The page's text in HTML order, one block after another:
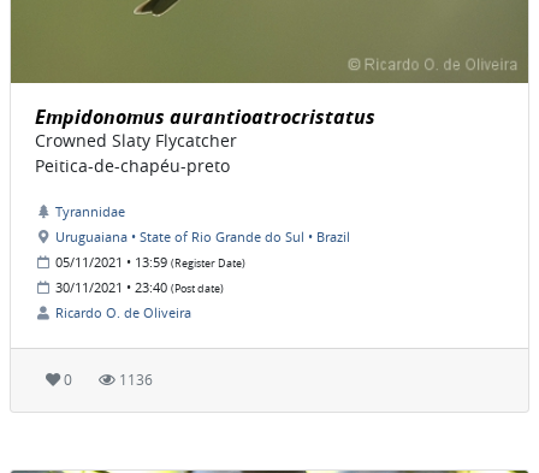
Empidonomus aurantioatrocristatus
Crowned Slaty Flycatcher
Peitica-de-chapéu-preto
Tyrannidae
Uruguaiana • State of Rio Grande do Sul • Brazil
05/11/2021 • 13:59 (Register Date)
30/11/2021 • 23:40 (Post date)
Ricardo O. de Oliveira
0 1136